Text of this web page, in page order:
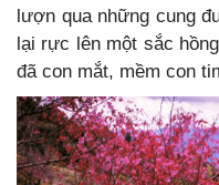
lượn qua những cung
lại rực lên một sắc
đã con mắt, mềm con